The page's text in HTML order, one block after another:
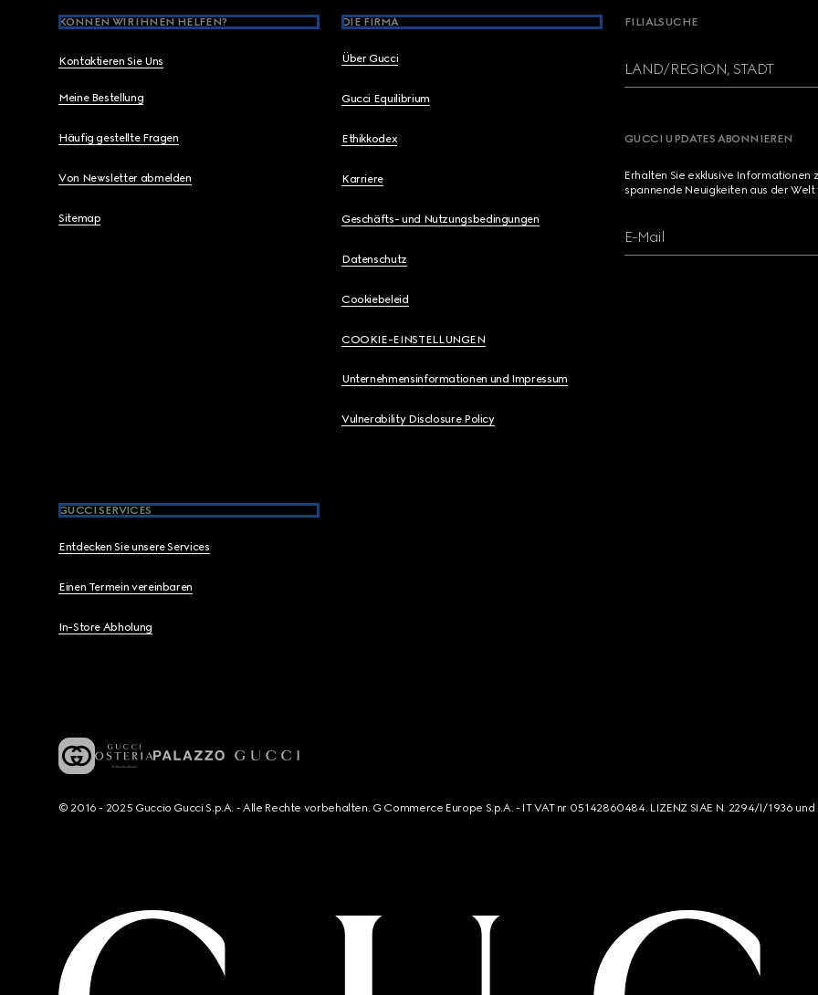
KÖNNEN WIR IHNEN HELFEN?
Kontaktieren Sie Uns
Meine Bestellung
Häufig gestellte Fragen
Von Newsletter abmelden
Sitemap
DIE FIRMA
Über Gucci
Gucci Equilibrium
Ethikkodex
Karriere
Geschäfts- und Nutzungsbedingungen
Datenschutz
Cookiebeleid
COOKIE-EINSTELLUNGEN
Unternehmensinformationen und Impressum
Vulnerability Disclosure Policy
GUCCI SERVICES
Entdecken Sie unsere Services
Einen Termein vereinbaren
In-Store Abholung
FILIALSUCHE
LAND/REGION, STADT
GUCCI UPDATES ABONNIEREN
Erhalten Sie exklusive
spannende Neuigkeiten aus der Welt
E-Mail
© 2016 - 2025 Guccio Gucci S.p.A. - Alle Rechte vorbehalten. G Commerce Europe S.p.A. - IT VAT nr 05142860484. LIZENZ SIAE N. 2294/I/1936